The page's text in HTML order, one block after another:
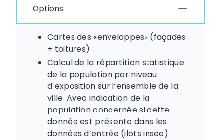
Options
Cartes des «enveloppes» (façades
+ toitures)
Calcul de la répartition statistique
de la population par niveau
d’exposition sur l’ensemble de la
ville. Avec indication de la
population concernée si cette
donnée est présente dans les
données d’entrée (ilots insee)